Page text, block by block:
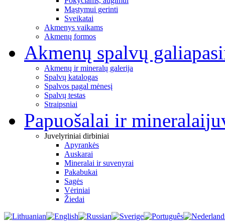
Mąstymui gerinti
Sveikatai
Akmenys vaikams
Akmenų formos
Akmenų spalvų galia
Akmenų ir mineralų galerija
Spalvų katalogas
Spalvos pagal mėnesį
Spalvų testas
Straipsniai
Papuošalai ir mineralai
Juvelyriniai dirbiniai
Apyrankės
Auskarai
Mineralai ir suvenyrai
Pakabukai
Sagės
Vėriniai
Žiedai